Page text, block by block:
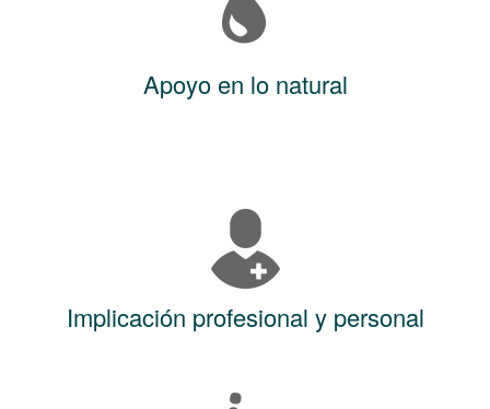
Apoyo en lo natural
Implicación profesional y personal